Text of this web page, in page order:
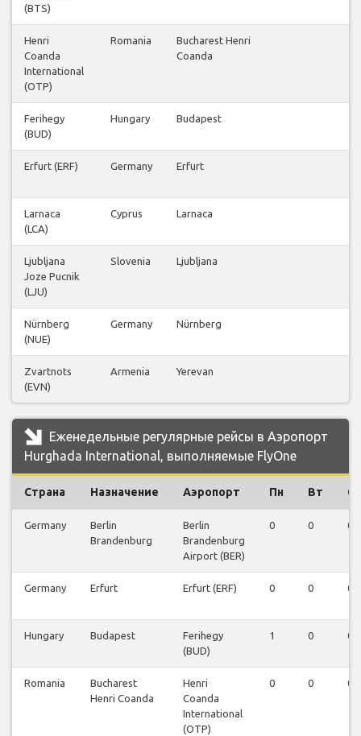
(BTS)
Henri
Coanda
International
(OTP)
Romania
Bucharest Henri
Coanda
Ferihegy
(BUD)
Hungary Budapest
Erfurt (ERF) Germany Erfurt
Larnaca
(LCA)
Cyprus Larnaca
Ljubljana
Joze Pucnik
(LJU)
Slovenia Ljubljana
Nürnberg
(NUE)
Germany Nürnberg
Zvartnots
(EVN)
Armenia Yerevan
Еженедельные регулярные рейсы в Аэропорт
Hurghada International, выполняемые FlyOne
Страна Назначение Аэропорт Пн Вт Ср
Germany
Berlin
Brandenburg
Berlin
Brandenburg
Airport (BER)
0 0 0
Germany Erfurt Erfurt (ERF) 0 0 0
Hungary Budapest
Ferihegy
(BUD)
1 0 0
Romania
Bucharest
Henri Coanda
Henri
Coanda
International
(OTP)
0 0 0